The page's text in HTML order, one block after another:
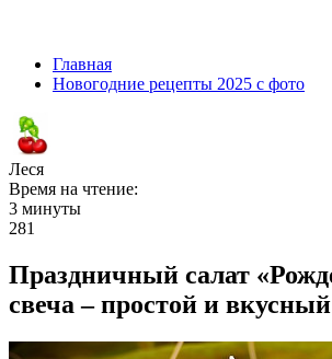
Главная
Новогодние рецепты 2025 с фото
Леся
Время на чтение:
3 минуты
281
Праздничный салат
свеча – простой и вкусный